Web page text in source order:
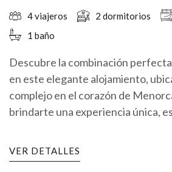
4 viajeros 2 dormitorios
1 baño
Descubre la combinación
en este elegante alojamiento,
complejo en el corazón de
brindarte una experiencia única,
VER DETALLES